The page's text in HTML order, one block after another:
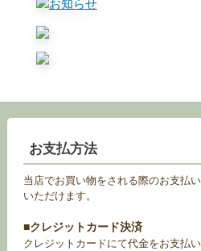
お支払方法
当店でお買い物をされる際のお支払
いただけます。
■クレジットカード決済
クレジットカードにて代金をお支払